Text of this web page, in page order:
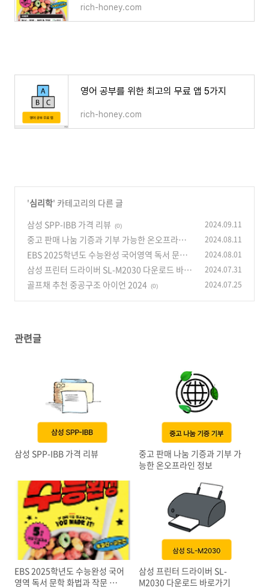
rich-honey.com
영어 공부를 위한 최고의 무료 앱 5가지
rich-honey.com
'심리학' 카테고리의 다른 글
삼성 SPP-IBB 가격 리뷰
(0) 2024.09.11
중고 판매 나눔 기증과 기부 가능한 온오프라인
정보
(0)
2024.08.11
EBS 2025학년도 수능완성 국어영역 독서 문학
화법과 작문 답지 바로가기
(0)
2024.08.01
삼성 프린터 드라이버 SL-M2030 다운로드 바로
가기
(0)
2024.07.31
골프채 추천 중공구조 아이언 2024 (0) 2024.07.25
관련글
삼성 SPP-IBB 가격 리뷰
중고 판매 나눔 기증과 기부 가
능한 온오프라인 정보
EBS 2025학년도 수능완성 국어
영역 독서 문학 화법과 작문 답
삼성 프린터 드라이버 SL-
M2030 다운로드 바로가기